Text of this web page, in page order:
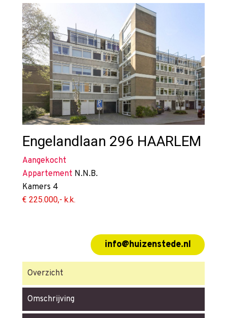
Engelandlaan 296 HAARLEM
Aangekocht
Appartement N.N.B.
Kamers 4
€ 225.000,- k.k.
info@huizenstede.nl
Overzicht
Omschrijving